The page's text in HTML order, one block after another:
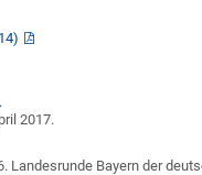
2017.
Landesrunde Bayern der